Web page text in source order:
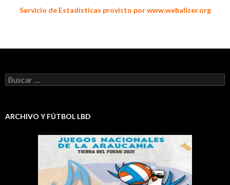
Servicio de Estadísticas provisto por www.webalizer.org
Buscar:
ARCHIVO Y FÚTBOL LBD